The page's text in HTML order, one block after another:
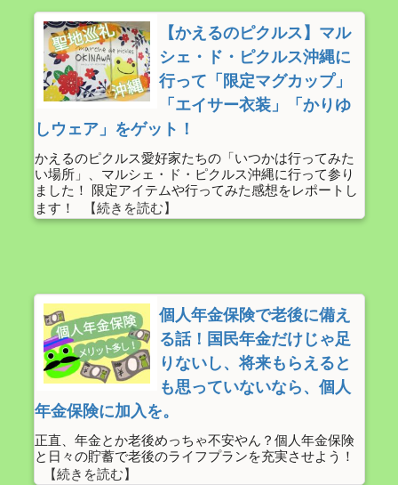
【かえるのピクルス】マル
シェ・ド・ピクルス沖縄に
行って「限定マグカップ」
「エイサー衣装」「かりゆ
しウェア」をゲット！
かえるのピクルス愛好家たちの「いつかは行ってみた
い場所」、マルシェ・ド・ピクルス沖縄に行って参り
ました！ 限定アイテムや行ってみた感想をレポートし
ます！
個人年金保険で老後に備え
る話！国民年金だけじゃ足
りないし、将来もらえると
も思っていないなら、個人
年金保険に加入を。
正直、年金とか老後めっちゃ不安やん？個人年金保険
と日々の貯蓄で老後のライフプランを充実させよう！